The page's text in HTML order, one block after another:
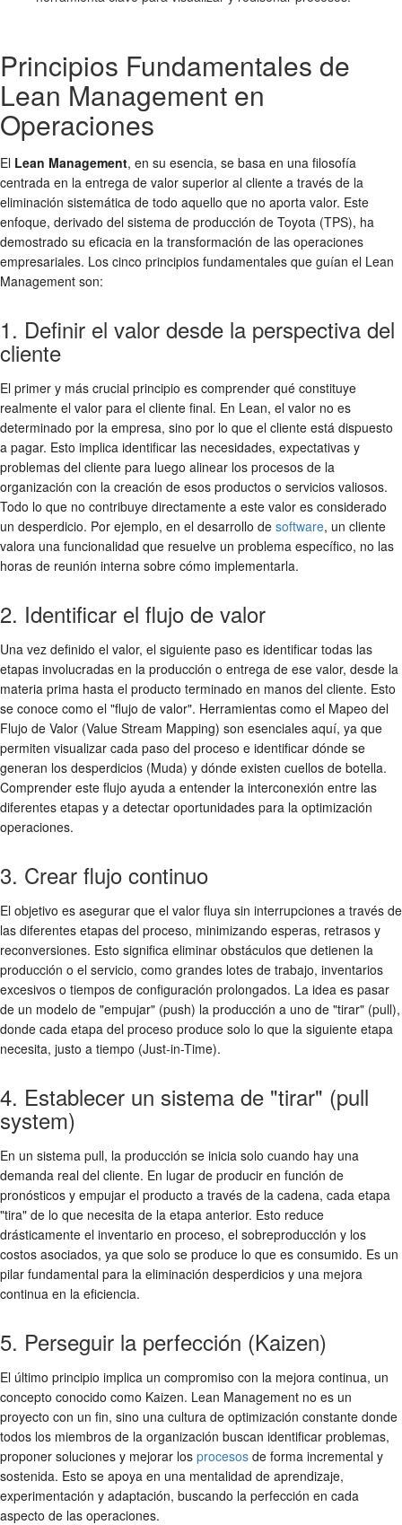
Principios Fundamentales de
Lean Management en
Operaciones
El Lean Management, en su esencia, se basa en una filosofía
centrada en la entrega de valor superior al cliente a través de la
eliminación sistemática de todo aquello que no aporta valor. Este
enfoque, derivado del sistema de producción de Toyota (TPS), ha
demostrado su eficacia en la transformación de las operaciones
empresariales. Los cinco principios fundamentales que guían el Lean
Management son:
1. Definir el valor desde la perspectiva del
cliente
El primer y más crucial principio es comprender qué constituye
realmente el valor para el cliente final. En Lean, el valor no es
determinado por la empresa, sino por lo que el cliente está dispuesto
a pagar. Esto implica identificar las necesidades, expectativas y
problemas del cliente para luego alinear los procesos de la
organización con la creación de esos productos o servicios valiosos.
Todo lo que no contribuye directamente a este valor es considerado
un desperdicio. Por ejemplo, en el desarrollo de software, un cliente
valora una funcionalidad que resuelve un problema específico, no las
horas de reunión interna sobre cómo implementarla.
2. Identificar el flujo de valor
Una vez definido el valor, el siguiente paso es identificar todas las
etapas involucradas en la producción o entrega de ese valor, desde la
materia prima hasta el producto terminado en manos del cliente. Esto
se conoce como el "flujo de valor". Herramientas como el Mapeo del
Flujo de Valor (Value Stream Mapping) son esenciales aquí, ya que
permiten visualizar cada paso del proceso e identificar dónde se
generan los desperdicios (Muda) y dónde existen cuellos de botella.
Comprender este flujo ayuda a entender la interconexión entre las
diferentes etapas y a detectar oportunidades para la optimización
operaciones.
3. Crear flujo continuo
El objetivo es asegurar que el valor fluya sin interrupciones a través de
las diferentes etapas del proceso, minimizando esperas, retrasos y
reconversiones. Esto significa eliminar obstáculos que detienen la
producción o el servicio, como grandes lotes de trabajo, inventarios
excesivos o tiempos de configuración prolongados. La idea es pasar
de un modelo de "empujar" (push) la producción a uno de "tirar" (pull),
donde cada etapa del proceso produce solo lo que la siguiente etapa
necesita, justo a tiempo (Just-in-Time).
4. Establecer un sistema de "tirar" (pull
system)
En un sistema pull, la producción se inicia solo cuando hay una
demanda real del cliente. En lugar de producir en función de
pronósticos y empujar el producto a través de la cadena, cada etapa
"tira" de lo que necesita de la etapa anterior. Esto reduce
drásticamente el inventario en proceso, el sobreproducción y los
costos asociados, ya que solo se produce lo que es consumido. Es un
pilar fundamental para la eliminación desperdicios y una mejora
continua en la eficiencia.
5. Perseguir la perfección (Kaizen)
El último principio implica un compromiso con la mejora continua, un
concepto conocido como Kaizen. Lean Management no es un
proyecto con un fin, sino una cultura de optimización constante donde
todos los miembros de la organización buscan identificar problemas,
proponer soluciones y mejorar los procesos de forma incremental y
sostenida. Esto se apoya en una mentalidad de aprendizaje,
experimentación y adaptación, buscando la perfección en cada
aspecto de las operaciones.